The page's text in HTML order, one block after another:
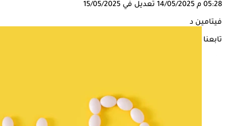
05:28 م 14/05/2025 تعديل في 15/05/2025
فيتامين د
تابعنا على